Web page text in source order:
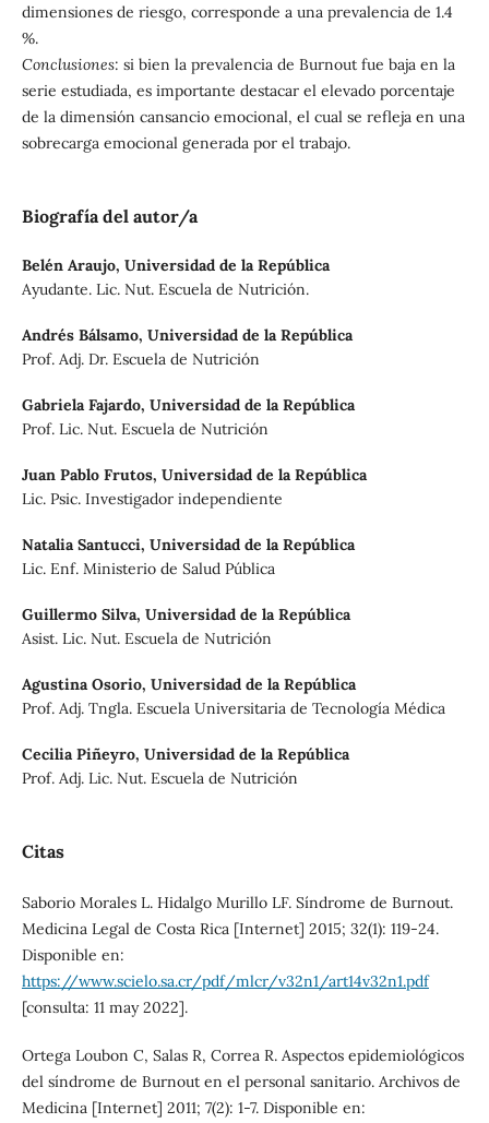
dimensiones de riesgo, corresponde a una prevalencia de 1.4
%.
Conclusiones: si bien la prevalencia de Burnout fue baja en la
serie estudiada, es importante destacar el elevado porcentaje
de la dimensión cansancio emocional, el cual se refleja en una
sobrecarga emocional generada por el trabajo.
Biografía del autor/a
Belén Araujo, Universidad de la República
Ayudante. Lic. Nut. Escuela de Nutrición.
Andrés Bálsamo, Universidad de la República
Prof. Adj. Dr. Escuela de Nutrición
Gabriela Fajardo, Universidad de la República
Prof. Lic. Nut. Escuela de Nutrición
Juan Pablo Frutos, Universidad de la República
Lic. Psic. Investigador independiente
Natalia Santucci, Universidad de la República
Lic. Enf. Ministerio de Salud Pública
Guillermo Silva, Universidad de la República
Asist. Lic. Nut. Escuela de Nutrición
Agustina Osorio, Universidad de la República
Prof. Adj. Tngla. Escuela Universitaria de Tecnología Médica
Cecilia Piñeyro, Universidad de la República
Prof. Adj. Lic. Nut. Escuela de Nutrición
Citas
Saborio Morales L. Hidalgo Murillo LF. Síndrome de Burnout.
Medicina Legal de Costa Rica [Internet] 2015; 32(1): 119-24.
Disponible en:
https://www.scielo.sa.cr/pdf/mlcr/v32n1/art14v32n1.pdf
[consulta: 11 may 2022].
Ortega Loubon C, Salas R, Correa R. Aspectos epidemiológicos
del síndrome de Burnout en el personal sanitario. Archivos de
Medicina [Internet] 2011; 7(2): 1-7. Disponible en: